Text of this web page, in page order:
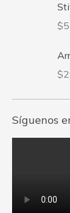
$
$
Síguenos